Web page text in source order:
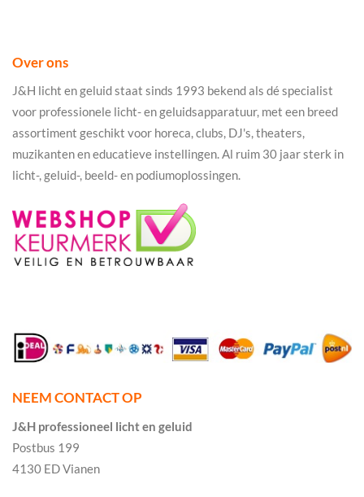
Over ons
J&H licht en geluid staat sinds 1993 bekend als dé specialist
voor professionele licht- en geluidsapparatuur, met een breed
assortiment geschikt voor horeca, clubs, DJ's, theaters,
muzikanten en educatieve instellingen. Al ruim 30 jaar sterk in
licht-, geluid-, beeld- en podiumoplossingen.
NEEM CONTACT OP
J&H professioneel licht en geluid
Postbus 199
4130 ED Vianen